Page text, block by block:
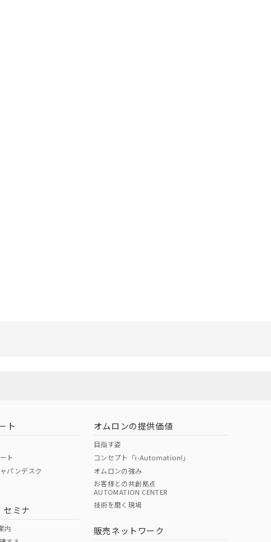
ト
ト
パンデスク
セミナ
内
オムロンの提供価値
目指す姿
コンセプト「i-Automation!」
オムロンの強み
お客様との共創拠点
AUTOMATION CENTER
技術を磨く現場
販売ネットワーク